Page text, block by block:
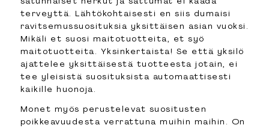
terveyttä. Lähtökohtaisesti en siis dumaisi
ravitsemussuosituksia yksittäisen asian vuoksi.
Mikäli et suosi maitotuotteita, et syö
maitotuotteita. Yksinkertaista! Se että yksilö
ajattelee yksittäisestä tuotteesta jotain, ei
tee yleisistä suosituksista automaattisesti
kaikille huonoja.
Monet myös perustelevat suositusten
poikkeavuudesta verrattuna muihin maihin. On